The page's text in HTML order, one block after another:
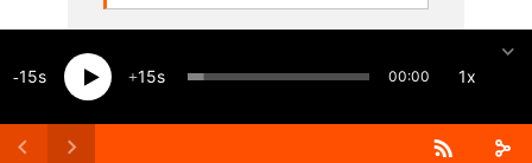
· Copyright 2026 · All rights reserved
15 15 00:00 1x